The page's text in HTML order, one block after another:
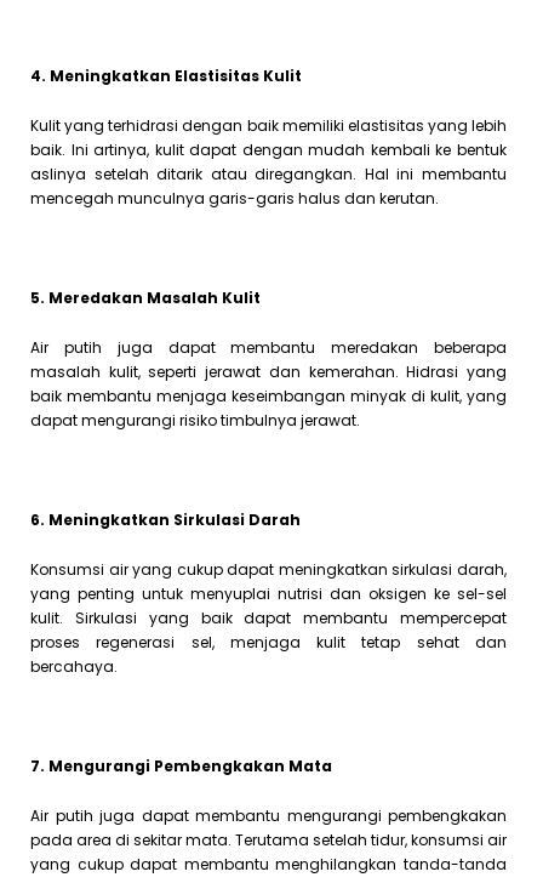
4. Meningkatkan Elastisitas Kulit
Kulit yang terhidrasi dengan baik memiliki elastisitas yang lebih
baik. Ini artinya, kulit dapat dengan mudah kembali ke bentuk
aslinya setelah ditarik atau diregangkan. Hal ini membantu
mencegah munculnya garis-garis halus dan kerutan.
5. Meredakan Masalah Kulit
Air putih juga dapat membantu meredakan beberapa
masalah kulit, seperti jerawat dan kemerahan. Hidrasi yang
baik membantu menjaga keseimbangan minyak di kulit, yang
dapat mengurangi risiko timbulnya jerawat.
6. Meningkatkan Sirkulasi Darah
Konsumsi air yang cukup dapat meningkatkan sirkulasi darah,
yang penting untuk menyuplai nutrisi dan oksigen ke sel-sel
kulit. Sirkulasi yang baik dapat membantu mempercepat
proses regenerasi sel, menjaga kulit tetap sehat dan
bercahaya.
7. Mengurangi Pembengkakan Mata
Air putih juga dapat membantu mengurangi pembengkakan
pada area di sekitar mata. Terutama setelah tidur, konsumsi air
yang cukup dapat membantu menghilangkan tanda-tanda